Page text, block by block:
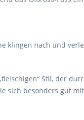
klingen nach und
Stil, der
sich besonders gut